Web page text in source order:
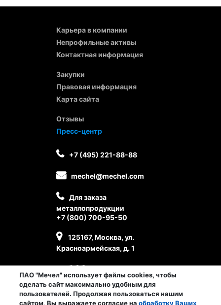
Карьера в компании
Непрофильные активы
Контактная информация
Закупки
Правовая информация
Карта сайта
Отзывы
Пресс-центр
+7 (495) 221-88-88
mechel@mechel.com
Для заказа
металлопродукции
+7 (800) 700-95-50
125167, Москва, ул.
Красноармейская, д. 1
ПАО "Мечел" использует файлы cookies, чтобы
сделать сайт максимально удобным для
пользователей. Продолжая пользоваться нашим
сайтом, Вы выражаете согласие на обработку Ваших